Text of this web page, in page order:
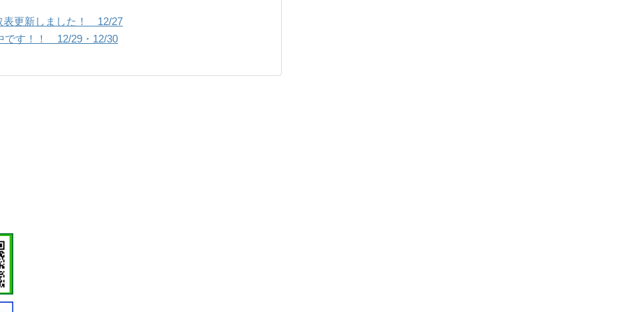
表更新しました！ 12/27
です！！ 12/29・12/30